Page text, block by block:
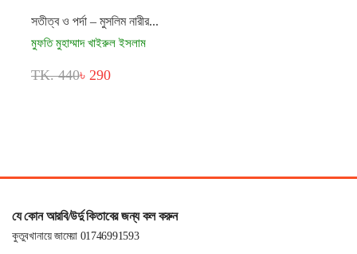
সতীত্ব ও পর্দা – মুসলিম নারীর...
মুফতি মুহাম্মাদ খাইরুল ইসলাম
TK. 440৳ 290
যে কোন আরবি/উর্দু কিতাবের জন্য কল করুন
কুতুবখানায়ে জামেয়া 01746991593